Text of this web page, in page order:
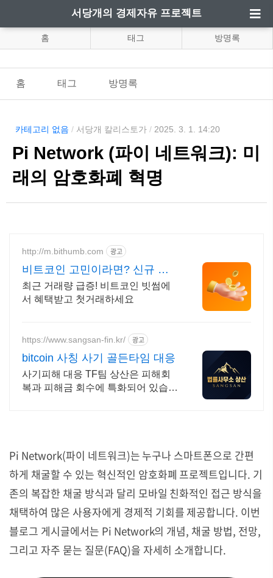
서당개의 경제자유 프로젝트
홈 태그 방명록
홈 태그 방명록
카테고리 없음 / 서당개 칼리스토가 / 2025. 3. 1. 14:20
Pi Network (파이 네트워크): 미
래의 암호화폐 혁명
http://m.bithumb.com 광고
비트코인 고민이라면? 신규 가
입 시 5만원 혜택
최근 거래량 급증! 비트코인 빗썸에
서 혜택받고 첫거래하세요
https://www.sangsan-fin.kr/ 광고
bitcoin 사칭 사기 골든타임 대응
사기피해 대응 TF팀 상산은 피해회
복과 피해금 회수에 특화되어 있습니
Pi Network(파이 네트워크)는 누구나 스마트폰으로 간편
하게 채굴할 수 있는 혁신적인 암호화폐 프로젝트입니다. 기
존의 복잡한 채굴 방식과 달리 모바일 친화적인 접근 방식을
채택하여 많은 사용자에게 경제적 기회를 제공합니다. 이번
블로그 게시글에서는 Pi Network의 개념, 채굴 방법, 전망,
그리고 자주 묻는 질문(FAQ)을 자세히 소개합니다.